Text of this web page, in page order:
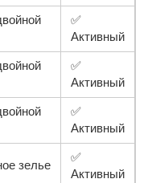
✅
Активный
✅
Активный
✅
Активный
зелье
✅
Активный